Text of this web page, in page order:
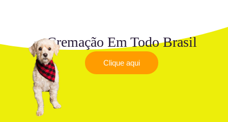
Cremação Em Todo Brasil
Clique aqui